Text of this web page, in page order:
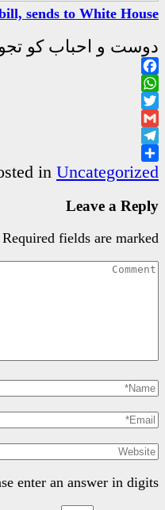
sends to White House
دوست و احباب کو
Facebook
WhatsApp
Twitter
Gmail
Telegram
Share
in Uncategorized
Leave a Reply
Required fields are marked
enter an answer in digits: